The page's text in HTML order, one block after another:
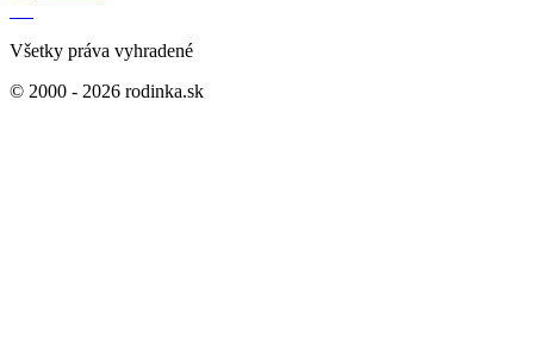
Všetky práva vyhradené
© 2000 - 2026 rodinka.sk